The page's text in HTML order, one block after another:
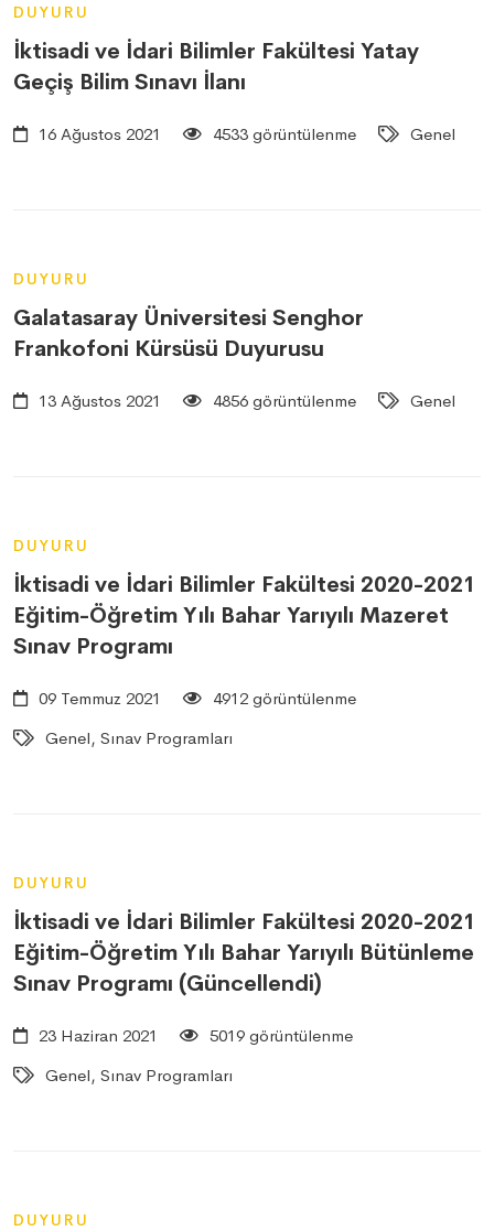
DUYURU
İktisadi ve İdari Bilimler Fakültesi Yatay
Geçiş Bilim Sınavı İlanı
16 Ağustos 2021 4533 görüntülenme Genel
DUYURU
Galatasaray Üniversitesi Senghor
Frankofoni Kürsüsü Duyurusu
13 Ağustos 2021 4856 görüntülenme Genel
DUYURU
İktisadi ve İdari Bilimler Fakültesi 2020-2021
Eğitim-Öğretim Yılı Bahar Yarıyılı Mazeret
Sınav Programı
09 Temmuz 2021
4912 görüntülenme
Genel, Sınav Programları
DUYURU
İktisadi ve İdari Bilimler Fakültesi 2020-2021
Eğitim-Öğretim Yılı Bahar Yarıyılı Bütünleme
Sınav Programı (Güncellendi)
23 Haziran 2021
5019 görüntülenme
Genel, Sınav Programları
DUYURU